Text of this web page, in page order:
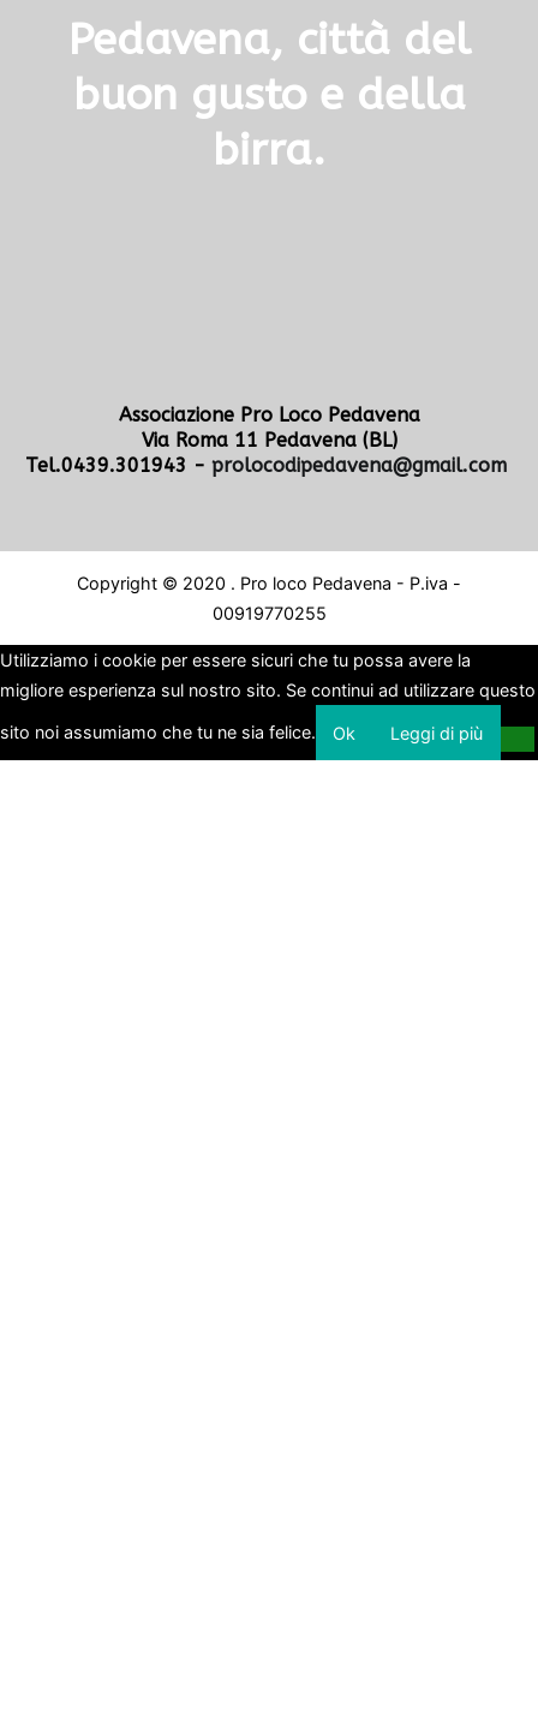
Pedavena, città del
buon gusto e della
birra.
Associazione Pro Loco Pedavena
Via Roma 11 Pedavena (BL)
Tel.0439.301943 - prolocodipedavena@gmail.com
Copyright © 2020 . Pro loco Pedavena - P.iva -
00919770255
Utilizziamo i cookie per essere sicuri che tu possa avere la
migliore esperienza sul nostro sito. Se continui ad utilizzare questo
sito noi assumiamo che tu ne sia felice. Ok Leggi di più